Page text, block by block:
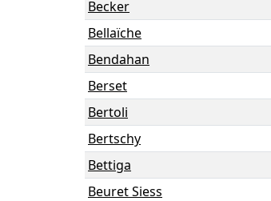
Becker
Bellaïche
Bendahan
Berset
Bertoli
Bertschy
Bettiga
Beuret Siess